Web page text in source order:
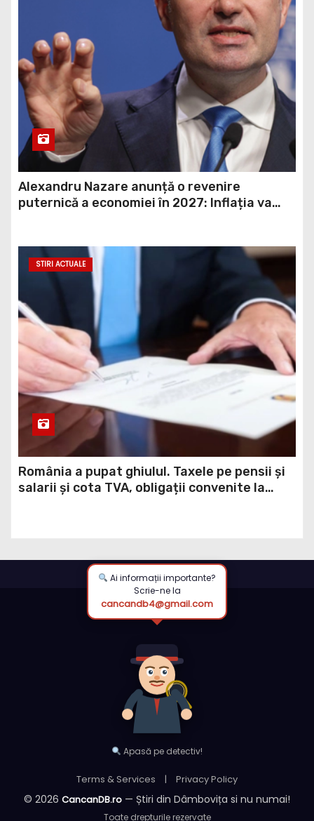
Alexandru Nazare anunță o revenire
puternică a economiei în 2027: Inflația va
STIRI ACTUALE
România a pupat ghiulul. Taxele pe pensii și
salarii și cota TVA, obligații convenite la
Ai informații importante?
Scrie-ne la
cancandb4@gmail.com
Apasă pe detectiv!
Terms & Services | Privacy Policy
© 2026 CancanDB.ro — Știri din Dâmbovița si nu numai!
Toate drepturile rezervate